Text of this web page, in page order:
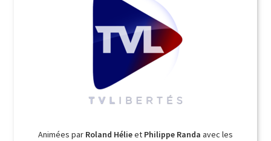
Animées par Roland Hélieet Philippe Randa avec les